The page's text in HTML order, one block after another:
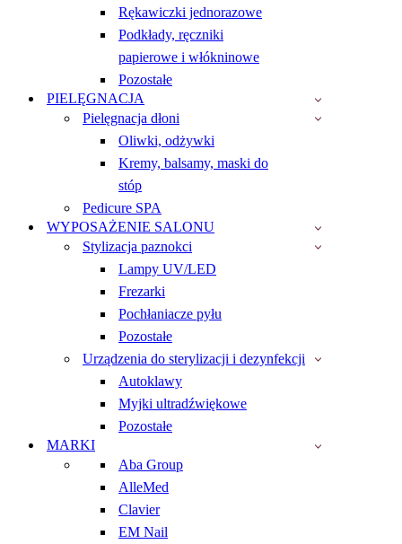
Rękawiczki jednorazowe
Podkłady, ręczniki
papierowe i włókninowe
Pozostałe
PIELĘGNACJA
Pielęgnacja dłoni
Oliwki, odżywki
Kremy, balsamy, maski do
stóp
Pedicure SPA
WYPOSAŻENIE SALONU
Stylizacja paznokci
Lampy UV/LED
Frezarki
Pochłaniacze pyłu
Pozostałe
Urządzenia do sterylizacji i dezynfekcji
Autoklawy
Myjki ultradźwiękowe
Pozostałe
MARKI
Aba Group
AlleMed
Clavier
EM Nail